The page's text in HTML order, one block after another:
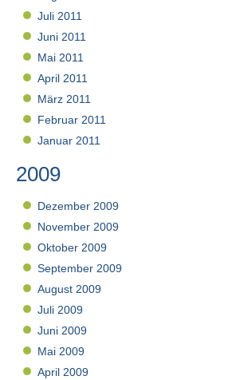
Juli 2011
Juni 2011
Mai 2011
April 2011
März 2011
Februar 2011
Januar 2011
2009
Dezember 2009
November 2009
Oktober 2009
September 2009
August 2009
Juli 2009
Juni 2009
Mai 2009
April 2009